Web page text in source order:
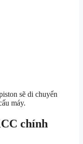
sẽ di chuyển
máy.
chính